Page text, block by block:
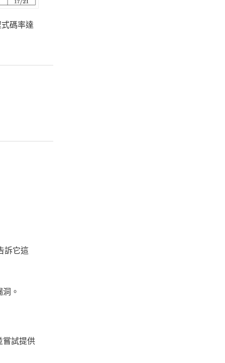
碼率達
訴它這
。
嘗試提供